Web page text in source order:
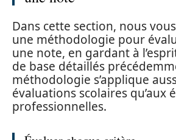
Dans cette section, nous
une méthodologie pour
une note, en gardant à
de base détaillés
méthodologie s’applique
évaluations scolaires qu’aux
professionnelles.